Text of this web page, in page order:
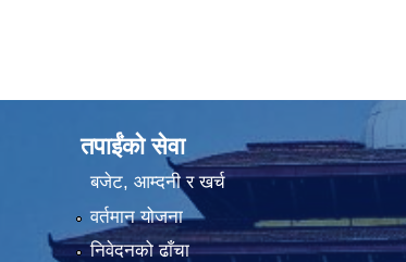
तपाईंको सेवा
बजेट, आम्दनी र खर्च
वर्तमान योजना
निवेदनको ढाँचा